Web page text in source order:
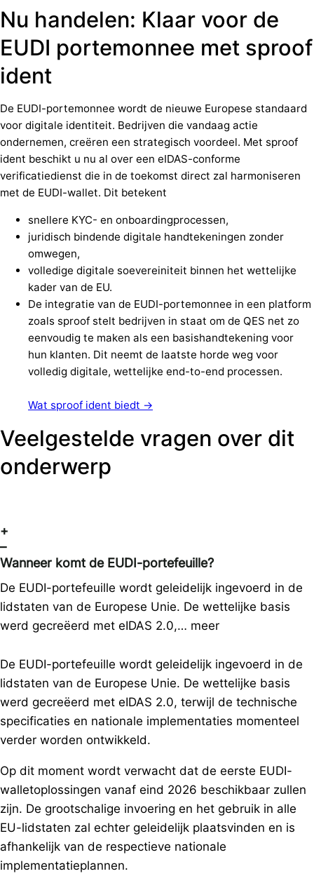
Nu handelen: Klaar voor de
EUDI portemonnee met sproof
ident
De EUDI-portemonnee wordt de nieuwe Europese standaard
voor digitale identiteit. Bedrijven die vandaag actie
ondernemen, creëren een strategisch voordeel. Met sproof
ident beschikt u nu al over een eIDAS-conforme
verificatiedienst die in de toekomst direct zal harmoniseren
met de EUDI-wallet. Dit betekent
snellere KYC- en onboardingprocessen,
juridisch bindende digitale handtekeningen zonder
omwegen,
volledige digitale soevereiniteit binnen het wettelijke
kader van de EU.
De integratie van de EUDI-portemonnee in een platform
zoals sproof stelt bedrijven in staat om de QES net zo
eenvoudig te maken als een basishandtekening voor
hun klanten. Dit neemt de laatste horde weg voor
volledig digitale, wettelijke end-to-end processen.
Wat sproof ident biedt →
Veelgestelde vragen over dit
onderwerp
+
–
Wanneer komt de EUDI-portefeuille?
De EUDI-portefeuille wordt geleidelijk ingevoerd in de
lidstaten van de Europese Unie. De wettelijke basis
werd gecreëerd met eIDAS 2.0,… meer
De EUDI-portefeuille wordt geleidelijk ingevoerd in de
lidstaten van de Europese Unie. De wettelijke basis
werd gecreëerd met eIDAS 2.0, terwijl de technische
specificaties en nationale implementaties momenteel
verder worden ontwikkeld.
Op dit moment wordt verwacht dat de eerste EUDI-
walletoplossingen vanaf eind 2026 beschikbaar zullen
zijn. De grootschalige invoering en het gebruik in alle
EU-lidstaten zal echter geleidelijk plaatsvinden en is
afhankelijk van de respectieve nationale
implementatieplannen.